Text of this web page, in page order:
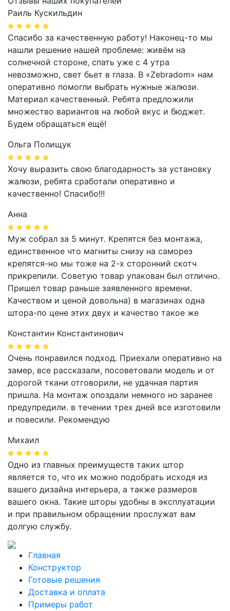
Раиль Кускильдин
Спасибо за качественную работу! Наконец-то мы
нашли решение нашей проблеме: живём на
солнечной стороне, спать уже с 4 утра
невозможно, свет бьет в глаза. В «Zebradom» нам
оперативно помогли выбрать нужные жалюзи.
Материал качественный. Ребята предложили
множество вариантов на любой вкус и бюджет.
Будем обращаться ещё!
Ольга Полищук
Хочу выразить свою благодарность за установку
жалюзи, ребята сработали оперативно и
качественно! Спасибо!!!
Анна
Муж собрал за 5 минут. Крепятся без монтажа,
единственное что магниты снизу на саморез
крепятся-но мы тоже на 2-х сторонний скотч
прикрепили. Советую товар упакован был отлично.
Пришел товар раньше заявленного времени.
Качеством и ценой довольна) в магазинах одна
штора-по цене этих двух и качество такое же
Константин Константинович
Очень понравился подход. Приехали оперативно на
замер, все рассказали, посоветовали модель и от
дорогой ткани отговорили, не удачная партия
пришла. На монтаж опоздали немного но заранее
предупредили. в течении трех дней все изготовили
и повесили. Рекомендую
Михаил
Одно из главных преимуществ таких штор
является то, что их можно подобрать исходя из
вашего дизайна интерьера, а также размеров
вашего окна. Такие шторы удобны в эксплуатации
и при правильном обращении прослужат вам
долгую службу.
Главная
Конструктор
Готовые решения
Доставка и оплата
Примеры работ